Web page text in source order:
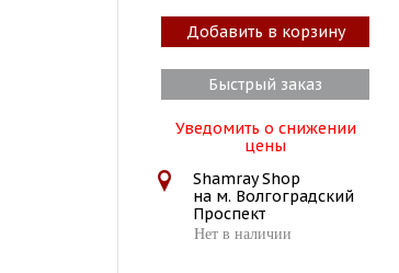
Добавить в корзину
Быстрый заказ
Уведомить о снижении
цены
Shamray Shop
на м. Волгоградский
Проспект
Нет в наличии